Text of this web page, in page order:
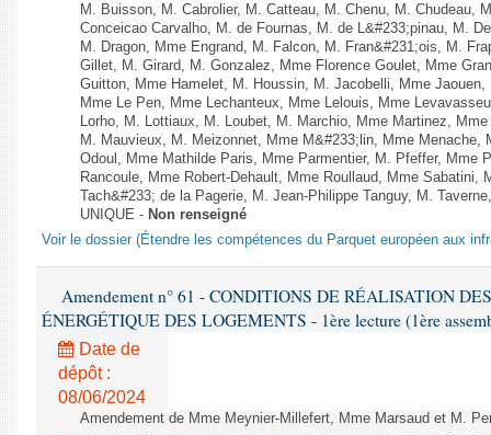
M. Buisson, M. Cabrolier, M. Catteau, M. Chenu, M. Chudeau,
Conceicao Carvalho, M. de Fournas, M. de L&#233;pinau, M.
M. Dragon, Mme Engrand, M. Falcon, M. Fran&#231;ois, M.
Gillet, M. Girard, M. Gonzalez, Mme Florence Goulet, Mme
Guitton, Mme Hamelet, M. Houssin, M. Jacobelli, Mme
Mme Le Pen, Mme Lechanteux, Mme Lelouis, Mme
Lorho, M. Lottiaux, M. Loubet, M. Marchio, Mme Martinez,
M. Mauvieux, M. Meizonnet, Mme M&#233;lin, Mme Menache,
Odoul, Mme Mathilde Paris, Mme Parmentier, M. Pfeffer, Mme
Rancoule, Mme Robert-Dehault, Mme Roullaud, Mme
Tach&#233; de la Pagerie, M. Jean-Philippe Tanguy, M.
UNIQUE - Non renseigné
Voir le dossier (Étendre les compétences du Parquet européen aux
Amendement n° 61 - CONDITIONS DE RÉALISATION
ÉNERGÉTIQUE DES LOGEMENTS - 1ère lecture (1ère
Date de
dépôt :
08/06/2024
Amendement de Mme Meynier-Millefert, Mme Marsaud et M.